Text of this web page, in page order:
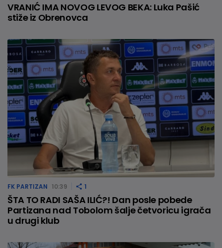
VRANIĆ IMA NOVOG LEVOG BEKA: Luka Pašić
stiže iz Obrenovca
FK PARTIZAN 10:39 1
ŠTA TO RADI SAŠA ILIĆ?! Dan posle pobede
Partizana nad Tobolom šalje četvoricu igrača
u drugi klub